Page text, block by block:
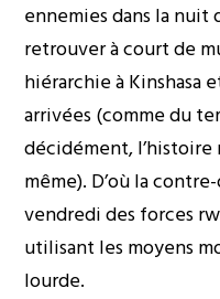
ennemies dans la nuit
retrouver à court de
hiérarchie à Kinshasa
arrivées (comme du
décidément,
même). D’où la
vendredi des forces
utilisant les moyens
lourde.